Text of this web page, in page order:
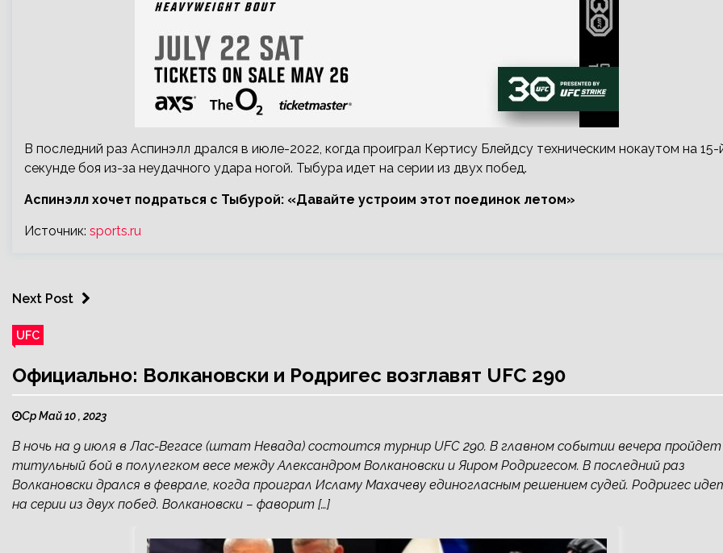
В последний раз Аспинэлл дрался в июле-2022, когда проиграл Кертису Блейдсу техническим нокаутом на 15-
секунде боя из-за неудачного удара ногой. Тыбура идет на серии из двух побед.
Аспинэлл хочет подраться с Тыбурой: «Давайте устроим этот поединок летом»
Источник: sports.ru
Next Post
UFC
Официально: Волкановски и Родригес возглавят UFC 290
Ср Май 10 , 2023
В ночь на 9 июля в Лас-Вегасе (штат Невада) состоится турнир UFC 290. В главном событии вечера пройдет
титульный бой в полулегком весе между Александром Волкановски и Яиром Родригесом. В последний раз
Волкановски дрался в феврале, когда проиграл Исламу Махачеву единогласным решением судей. Родригес
на серии из двух побед. Волкановски – фаворит […]